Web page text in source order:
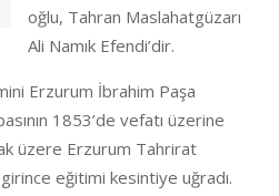
oğlu, Tahran Maslahatgüzarı
Ali Namık Efendi’dir.
Erzurum İbrahim Paşa
1853’de vefatı üzerine
üzere Erzurum Tahrirat
eğitimi kesintiye uğradı.